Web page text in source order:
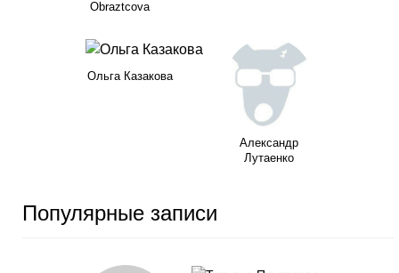
Obraztcova
Ольга Казакова
Александр
Лутаенко
Популярные записи